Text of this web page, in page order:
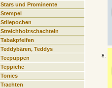
Stars und Prominente
Stempel
Stilepochen
Streichholzschachteln
Tabakpfeifen
Teddybären, Teddys
Teepuppen
Teppiche
Tonies
Trachten